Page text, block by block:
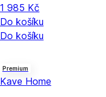
1 985 Kč
Do košíku
Do košíku
Premium
Kave Home